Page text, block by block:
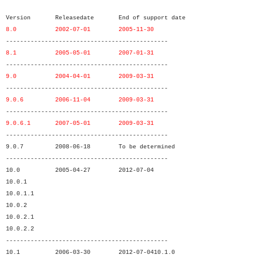
Version Releasedate End of support date
8.0 2002-07-01 2005-11-30
----------------------------------------------
8.1 2005-05-01 2007-01-31
----------------------------------------------
9.0 2004-04-01 2009-03-31
----------------------------------------------
9.0.6 2006-11-04 2009-03-31
----------------------------------------------
9.0.6.1 2007-05-01 2009-03-31
----------------------------------------------
9.0.7 2008-06-18 To be determined
----------------------------------------------
10.0 2005-04-27 2012-07-04
10.0.1
10.0.1.1
10.0.2
10.0.2.1
10.0.2.2
----------------------------------------------
10.1 2006-03-30 2012-07-0410.1.0